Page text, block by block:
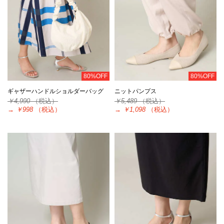
80%OFF
ギャザーハンドルショルダーバッグ
￥4,990（税込）
→
￥998 （税込）
80%OFF
ニットパンプス
￥5,489（税込）
→
￥1,098 （税込）